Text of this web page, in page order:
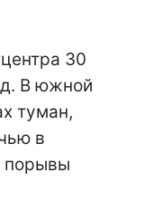
30
В южной
туман,
в
порывы